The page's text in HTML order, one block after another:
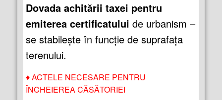
Dovada achitării taxei pentru
emiterea certificatului de urbanism –
se stabilește în funcție de suprafața
terenului.
♦ACTELE NECESARE PENTRU
ÎNCHEIEREA CĂSĂTORIEI